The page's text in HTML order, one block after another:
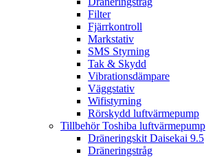
Filter
Fjärrkontroll
Markstativ
SMS Styrning
Tak & Skydd
Vibrationsdämpare
Väggstativ
Wifistyrning
Rörskydd luftvärmepump
Tillbehör Toshiba luftvärmepump
Dräneringskit Daisekai 9.5
Dräneringstråg